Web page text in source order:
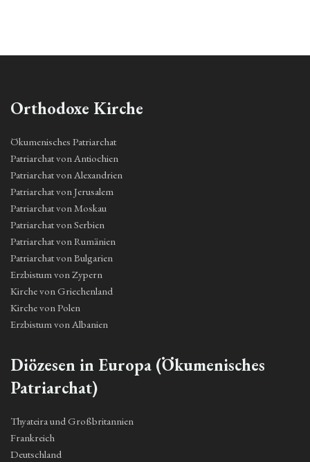
Orthodoxe Kirche
Ökumenisches Patriarchat
Patriarchat von Antiochien
Patriarchat von Alexandrien
Patriarchat von Jerusalem
Patriarchat von Moskau
Patriarchat von Serbien
Patriarchat von Rumänien
Patriarchat von Bulgarien
Erzbistum von Zypern
Kirche von Griechenland
Kirche von Polen
Erzbistum von Albanien
Diözesen in Europa (Ökumenisches
Patriarchat)
Thyateira und Großbritannien
Frankreich
Deutschland